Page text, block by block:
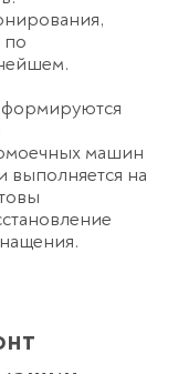
по
машин
выполняется на